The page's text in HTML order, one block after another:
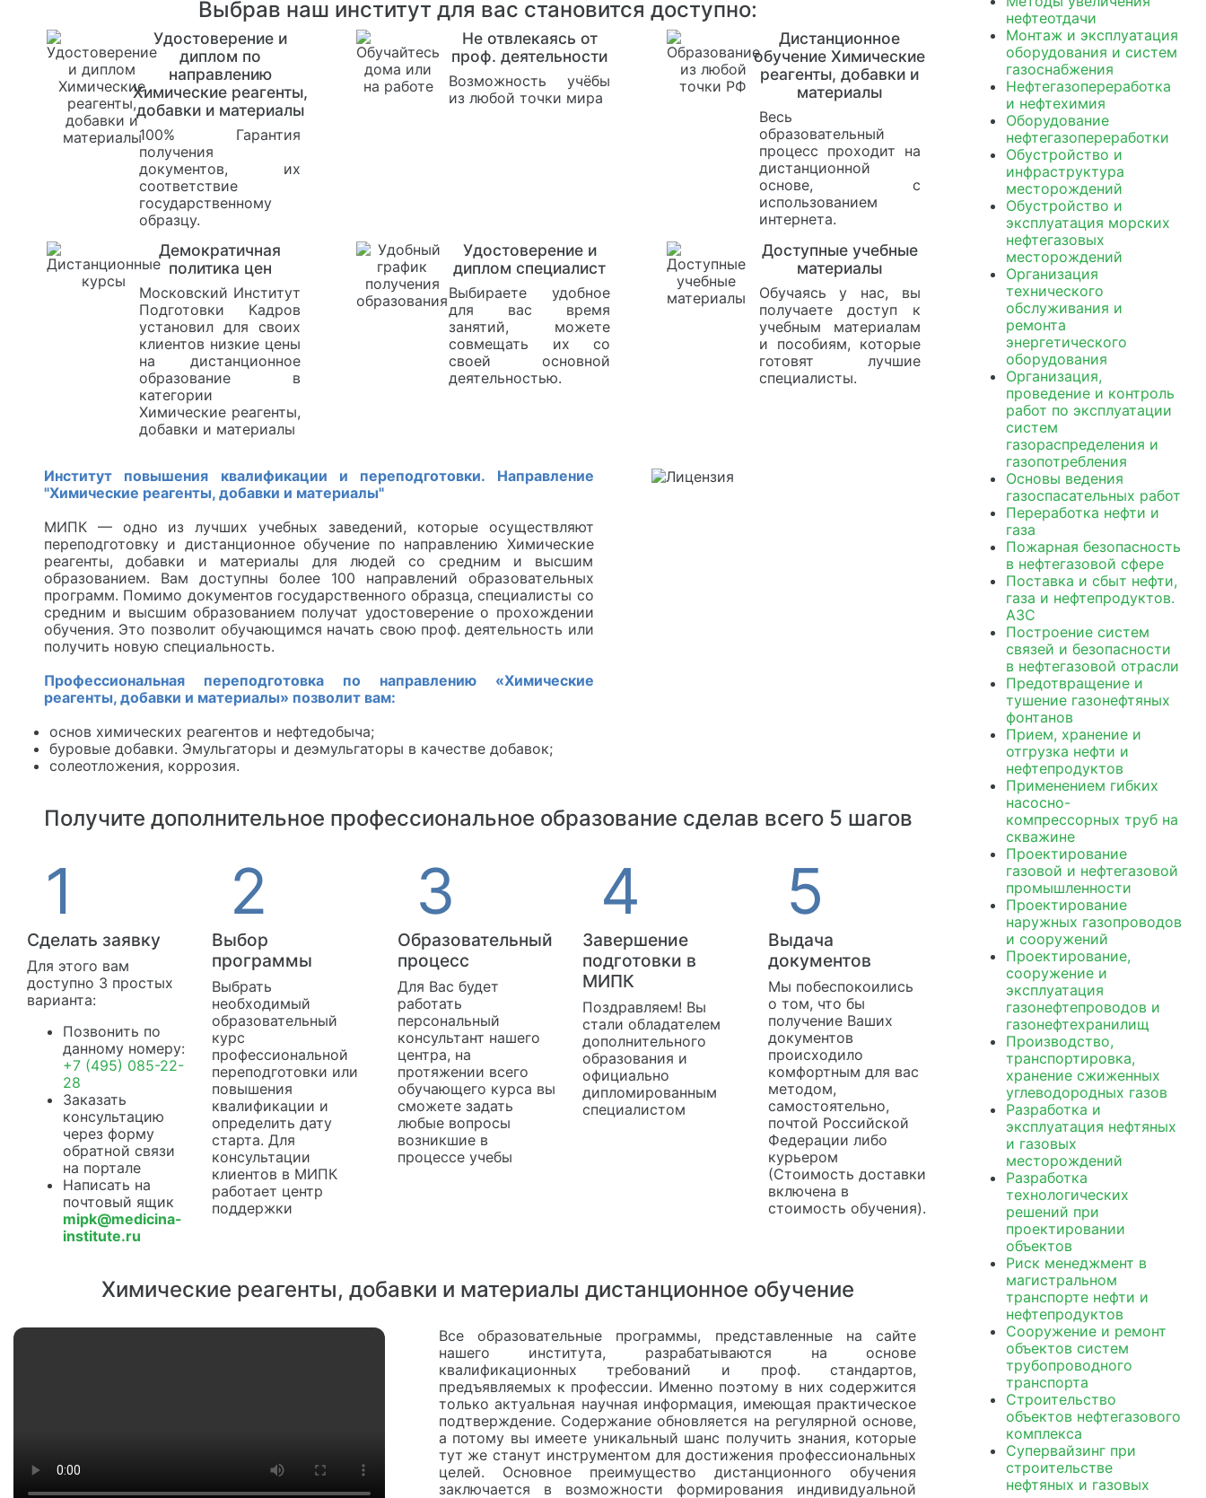
Выбрав наш институт для вас становится доступно:
Удостоверение и
диплом по
направлению
Химические реагенты,
добавки и материалы
100% Гарантия
получения
документов, их
соответствие
государственному
образцу.
Не отвлекаясь от
проф. деятельности
Возможность учёбы
из любой точки мира
Дистанционное
обучение Химические
реагенты, добавки и
материалы
Весь
образовательный
процесс проходит на
дистанционной
основе, с
использованием
интернета.
Демократичная
политика цен
Московский Институт
Подготовки Кадров
установил для своих
клиентов низкие цены
на дистанционное
образование в
категории
Химические реагенты,
добавки и материалы
Удостоверение и
диплом специалист
Выбираете удобное
для вас время
занятий, можете
совмещать их со
своей основной
деятельностью.
Доступные учебные
материалы
Обучаясь у нас, вы
получаете доступ к
учебным материалам
и пособиям, которые
готовят лучшие
специалисты.
Институт повышения квалификации и переподготовки. Направление
"Химические реагенты, добавки и материалы"
МИПК — одно из лучших учебных заведений, которые осуществляют
переподготовку и дистанционное обучение по направлению Химические
реагенты, добавки и материалы для людей со средним и высшим
образованием. Вам доступны более 100 направлений образовательных
программ. Помимо документов государственного образца, специалисты со
средним и высшим образованием получат удостоверение о прохождении
обучения. Это позволит обучающимся начать свою проф. деятельность или
получить новую специальность.
Профессиональная переподготовка по направлению «Химические
реагенты, добавки и материалы» позволит вам:
основ химических реагентов и нефтедобыча;
буровые добавки. Эмульгаторы и деэмульгаторы в качестве добавок;
солеотложения, коррозия.
Получите дополнительное профессиональное образование сделав всего 5 шагов
Сделать заявку
Для этого вам
доступно 3 простых
варианта:
Позвонить по
данному номеру:
+7 (495) 085-22-
28
Заказать
консультацию
через форму
обратной связи
на портале
Написать на
почтовый ящик
mipk@medicina-
institute.ru
Выбор
программы
Выбрать
необходимый
образовательный
курс
профессиональной
переподготовки или
повышения
квалификации и
определить дату
старта. Для
консультации
клиентов в МИПК
работает центр
поддержки
Образовательный
процесс
Для Вас будет
работать
персональный
консультант нашего
центра, на
протяжении всего
обучающего курса вы
сможете задать
любые вопросы
возникшие в
процессе учебы
Завершение
подготовки в
МИПК
Поздравляем! Вы
стали обладателем
дополнительного
образования и
официально
дипломированным
специалистом
Выдача
документов
Мы побеспокоились
о том, что бы
получение Ваших
документов
происходило
комфортным для вас
методом,
самостоятельно,
почтой Российской
Федерации либо
курьером
(Стоимость доставки
включена в
стоимость обучения).
Химические реагенты, добавки и материалы дистанционное обучение
Все образовательные программы, представленные на сайте
нашего института, разрабатываются на основе
квалификационных требований и проф. стандартов,
предъявляемых к профессии. Именно поэтому в них содержится
только актуальная научная информация, имеющая практическое
подтверждение. Содержание обновляется на регулярной основе,
а потому вы имеете уникальный шанс получить знания, которые
тут же станут инструментом для достижения профессиональных
целей. Основное преимущество дистанционного обучения
заключается в возможности формирования индивидуальной
нефтеотдачи
Монтаж и эксплуатация
оборудования и систем
газоснабжения
Нефтегазопереработка
и нефтехимия
Оборудование
нефтегазопереработки
Обустройство и
инфраструктура
месторождений
Обустройство и
эксплуатация морских
нефтегазовых
месторождений
Организация
технического
обслуживания и
ремонта
энергетического
оборудования
Организация,
проведение и контроль
работ по эксплуатации
систем
газораспределения и
газопотребления
Основы ведения
газоспасательных работ
Переработка нефти и
газа
Пожарная безопасность
в нефтегазовой сфере
Поставка и сбыт нефти,
газа и нефтепродуктов.
АЗС
Построение систем
связей и безопасности
в нефтегазовой отрасли
Предотвращение и
тушение газонефтяных
фонтанов
Прием, хранение и
отгрузка нефти и
нефтепродуктов
Применением гибких
насосно-
компрессорных труб на
скважине
Проектирование
газовой и нефтегазовой
промышленности
Проектирование
наружных газопроводов
и сооружений
Проектирование,
сооружение и
эксплуатация
газонефтепроводов и
газонефтехранилищ
Производство,
транспортировка,
хранение сжиженных
углеводородных газов
Разработка и
эксплуатация нефтяных
и газовых
месторождений
Разработка
технологических
решений при
проектировании
объектов
Риск менеджмент в
магистральном
транспорте нефти и
нефтепродуктов
Сооружение и ремонт
объектов систем
трубопроводного
транспорта
Строительство
объектов нефтегазового
комплекса
Супервайзинг при
строительстве
нефтяных и газовых